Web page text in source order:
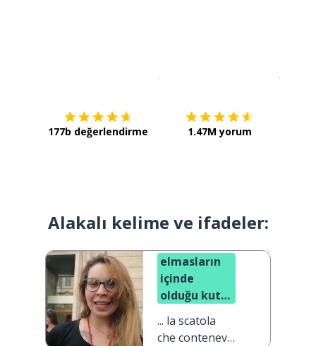
177b değerlendirme 1.47M yorum
Alakalı kelime ve ifadeler:
elmasların
içinde
olduğu kutu
... la scatola
che conteneva